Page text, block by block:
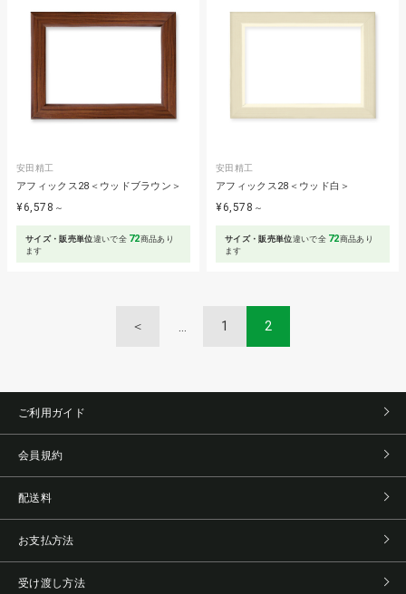
安田精工
アフィックス28＜ウッドブラウン＞
¥6,578 ～
サイズ・販売単位違いで全 72商品あり
ます
安田精工
アフィックス28＜ウッド白＞
¥6,578 ～
サイズ・販売単位違いで全 72商品あり
ます
＜ 1 2
ご利用ガイド
会員規約
配送料
お支払方法
受け渡し方法